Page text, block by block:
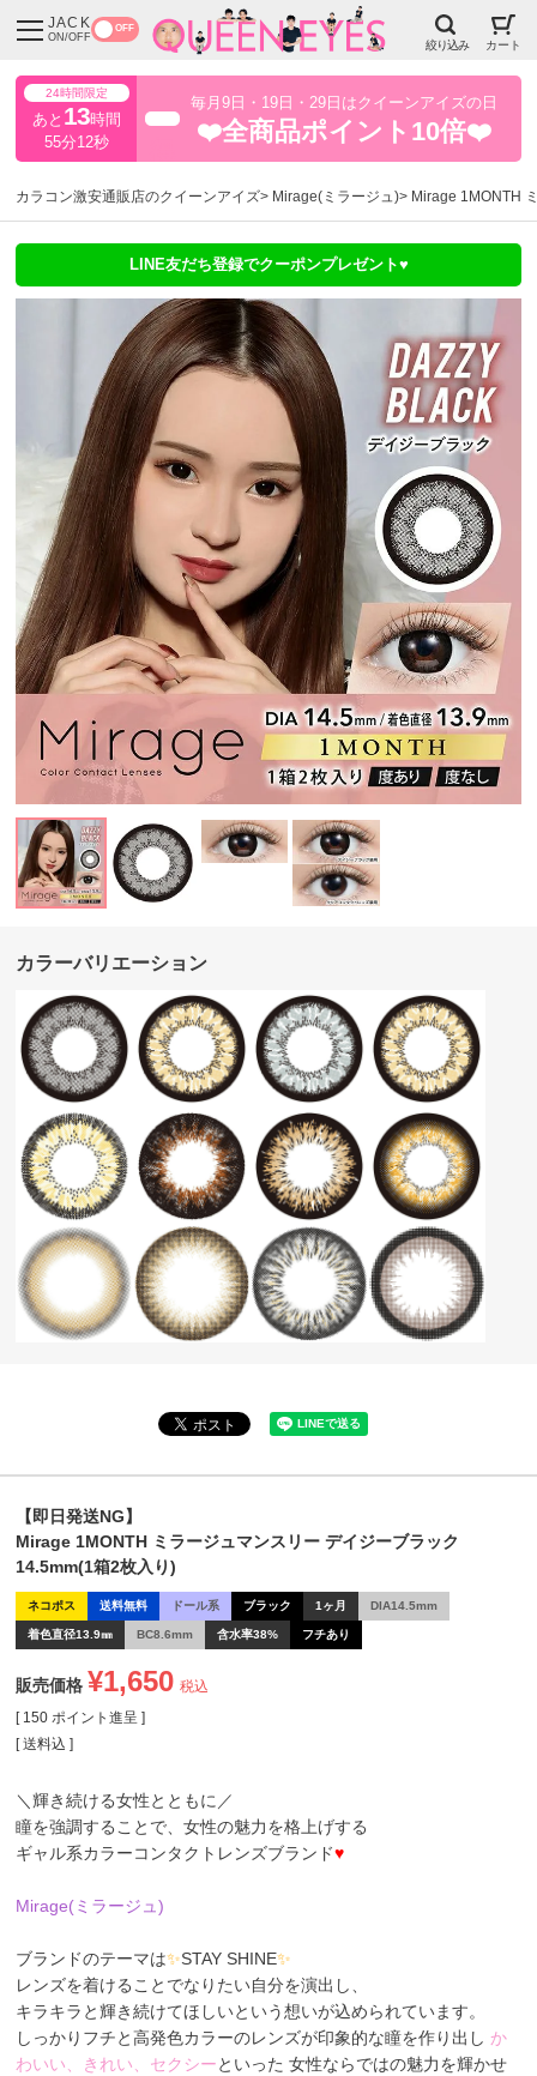
JACK
ON/OFF
OFF
絞り込み カート
24時間限定
あと 13時間
55分11秒
毎月9日・19日・29日はクイーンアイズの日
❤️全商品ポイント10倍❤️
カラコン激安通販店のクイーンアイズ Mirage(ミラージュ) Mirage 1MONTH
LINE友だち登録でクーポンプレゼント♥
カラーバリエーション
【即日発送NG】
Mirage 1MONTH ミラージュマンスリー デイジーブラック
14.5mm(1箱2枚入り)
ネコポス 送料無料 ドール系 ブラック 1ヶ月 DIA14.5mm
着色直径13.9㎜ BC8.6mm 含水率38% フチあり
販売価格 ¥1,650 税込
[ 150 ポイント進呈 ]
送料込
＼輝き続ける女性とともに／
瞳を強調することで、女性の魅力を格上げする
ギャル系カラーコンタクトレンズブランド♥
Mirage(ミラージュ)
ブランドのテーマは✨STAY SHINE✨
レンズを着けることでなりたい自分を演出し、
キラキラと輝き続けてほしいという想いが込められています。
しっかりフチと高発色カラーのレンズが印象的な瞳を作り出し か
わいい、きれい、セクシーといった 女性ならではの魅力を輝かせ